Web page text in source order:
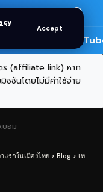
Accept
🎬
(affiliate link) หาก
ชชันโดยไม่มีค่าใช้จ่าย
บอม
แรกในเมืองไทย > Blog > เทคนิคการเทรด